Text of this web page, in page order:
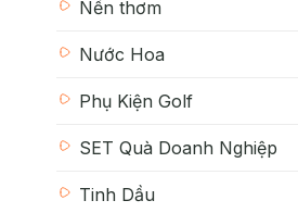
Nến thơm
Nước Hoa
Phụ Kiện Golf
SET Quà Doanh Nghiệp
Tinh Dầu